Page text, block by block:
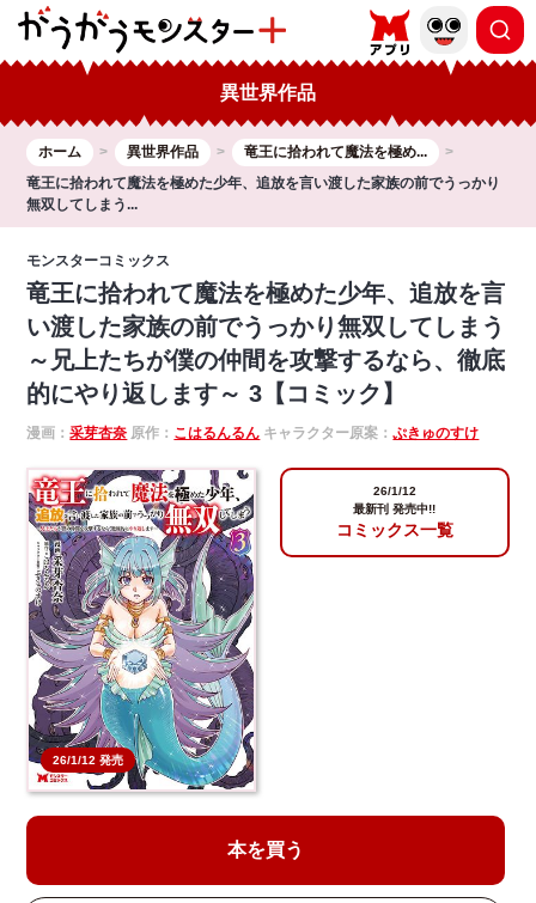
異世界作品
ホーム 異世界作品
竜王に拾われて魔法を極め...
竜王に拾われて魔法を極めた少年、追放を言い渡した家族の前でうっかり
無双してしまう...
モンスターコミックス
竜王に拾われて魔法を極めた少年、追放を言
い渡した家族の前でうっかり無双してしまう
～兄上たちが僕の仲間を攻撃するなら、徹底
的にやり返します～ 3【コミック】
漫画：采芽杏奈 原作： こはるんるん キャラクター原案：ぷきゅのすけ
26/1/12 発売
26/1/12
最新刊 発売中!!
コミックス一覧
本を買う